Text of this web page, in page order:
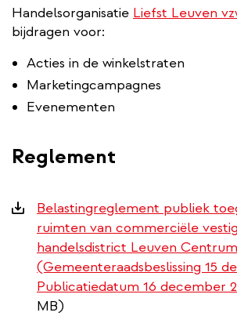
Handelsorganisatie Liefst Leuven
bijdragen voor:
Acties in de winkelstraten
Marketingcampagnes
Evenementen
Reglement
Downloads
Belastingreglement publiek
ruimten van commerciële
handelsdistrict Leuven Centrum
(Gemeenteraadsbeslissing 15
Publicatiedatum 16 december
MB)